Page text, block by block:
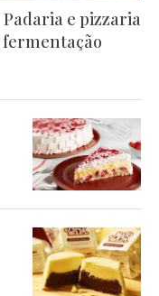
Padaria e pizzaria
fermentação